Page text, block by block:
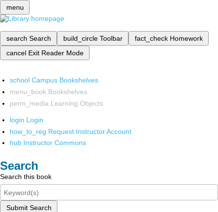
menu
search Search build_circle Toolbar fact_check Homework
cancel Exit Reader Mode
school Campus Bookshelves
menu_book Bookshelves
perm_media Learning Objects
login Login
how_to_reg Request Instructor Account
hub Instructor Commons
Search
Search this book
Submit Search